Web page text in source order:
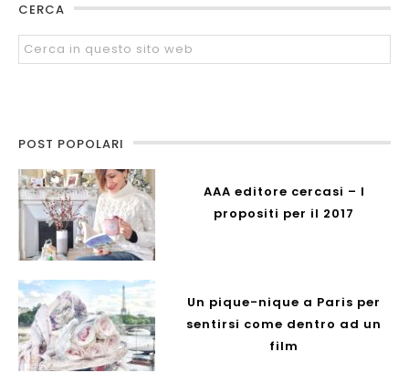
CERCA
POST POPOLARI
AAA editore cercasi – I
propositi per il 2017
Un pique-nique a Paris per
sentirsi come dentro ad un
film